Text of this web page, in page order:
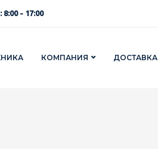
8:00 - 17:00
КОМПАНИЯ ДОСТАВКА